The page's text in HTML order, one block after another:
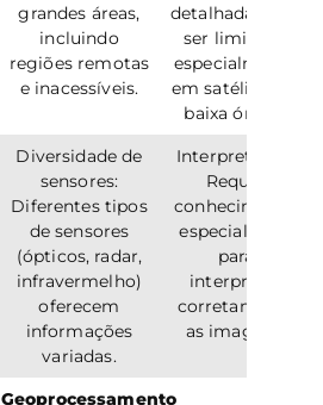
grandes áreas,
incluindo
regiões remotas
e inacessíveis.
detalhada pode
ser limitada,
especialmente
em satélites de
baixa órbita.
Diversidade de
sensores:
Diferentes tipos
de sensores
(ópticos, radar,
infravermelho)
oferecem
informações
variadas.
Interpretação:
Requer
conhecimento
especializado
para
interpretar
corretamente
as imagens.
Geoprocessamento